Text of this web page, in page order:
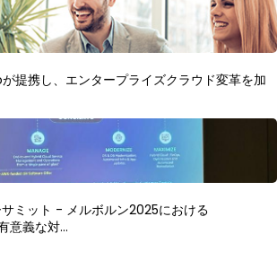
提携し、エンタープライズクラウド変革を加
ミット - メルボルン2025における
意義な対…